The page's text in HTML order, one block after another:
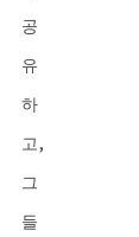
공
유
하
고,
그
들